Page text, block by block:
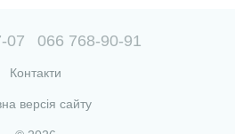
07 066 768-90-91
Контакти
версія сайту